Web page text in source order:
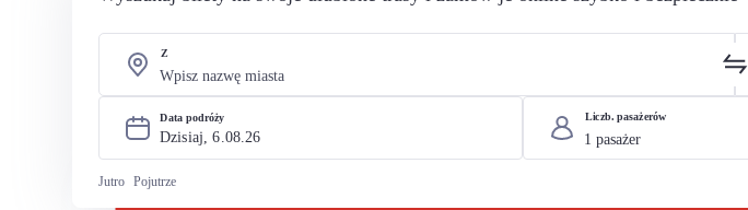
Z
Data podróży
Dzisiaj, 6.08.26
Jutro Pojutrze
Liczb. pasażerów